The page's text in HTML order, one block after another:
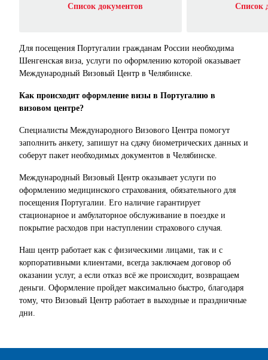
Список документов Список
Для посещения Португалии гражданам России необходима
Шенгенская виза, услуги по оформлению которой оказывает
Международный Визовый Центр в Челябинске.
Как происходит оформление визы в Португалию в
визовом центре?
Специалисты Международного Визового Центра помогут
заполнить анкету, запишут на сдачу биометрических данных и
соберут пакет необходимых документов в Челябинске.
Международный Визовый Центр оказывает услуги по
оформлению медицинского страхования, обязательного для
посещения Португалии. Его наличие гарантирует
стационарное и амбулаторное обслуживание в поездке и
покрытие расходов при наступлении страхового случая.
Наш центр работает как с физическими лицами, так и с
корпоративными клиентами, всегда заключаем договор об
оказании услуг, а если отказ всё же происходит, возвращаем
деньги. Оформление пройдет максимально быстро, благодаря
тому, что Визовый Центр работает в выходные и праздничные
дни.